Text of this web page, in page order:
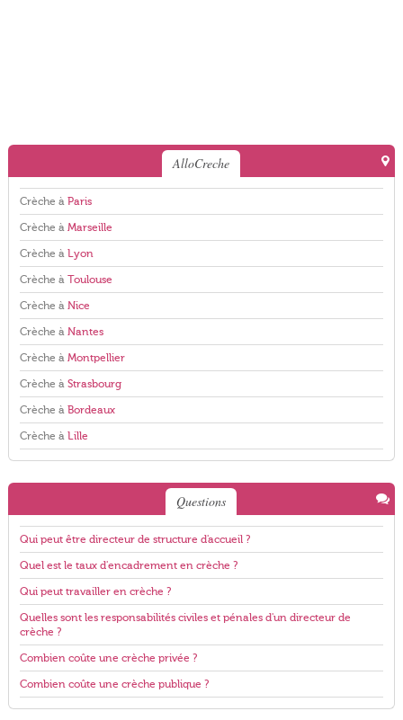
AlloCreche
Crèche à Paris
Crèche à Marseille
Crèche à Lyon
Crèche à Toulouse
Crèche à Nice
Crèche à Nantes
Crèche à Montpellier
Crèche à Strasbourg
Crèche à Bordeaux
Crèche à Lille
Questions
Qui peut être directeur de structure d'accueil ?
Quel est le taux d'encadrement en crèche ?
Qui peut travailler en crèche ?
Quelles sont les responsabilités civiles et pénales d'un directeur de
crèche ?
Combien coûte une crèche privée ?
Combien coûte une crèche publique ?